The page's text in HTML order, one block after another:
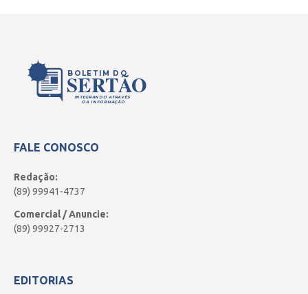
https://www.seduc.pi.gov.br/aja/ onde
encontrarão todas informações sobre o
programa.
Fonte: pi.gov.br
BOLETIM DO
SERTÃO
INTEGRANDO ATRAVÉS
DA INFORMAÇÃO
FALE CONOSCO
Redação:
(89) 99941-4737
Comercial / Anuncie:
(89) 99927-2713
EDITORIAS